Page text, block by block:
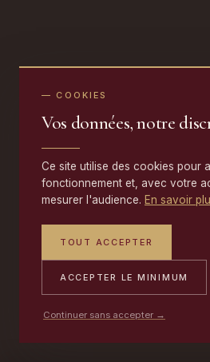
— COOKIES
Vos données, notre
Ce site utilise des cookies pour
fonctionnement et, avec votre
mesurer l'audience. En savoir
TOUT ACCEPTER
ACCEPTER LE MINIMUM
Continuer sans accepter →